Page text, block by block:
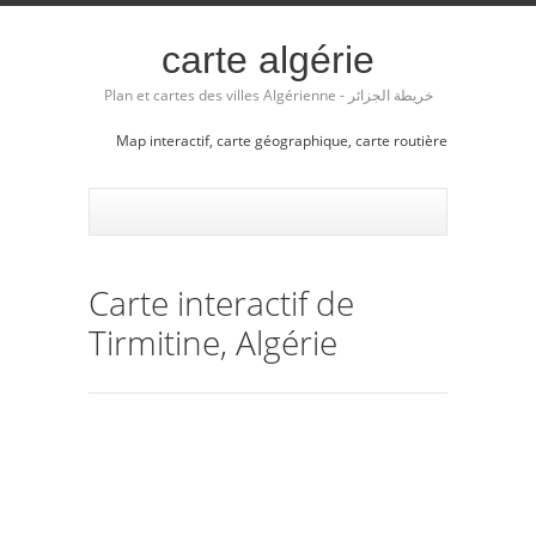
carte algérie
Plan et cartes des villes Algérienne - خريطة الجزائر
Map interactif, carte géographique, carte routière
Carte interactif de
Tirmitine, Algérie